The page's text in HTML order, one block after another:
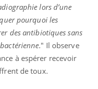
lors d’une
pourquoi les
des antibiotiques sans
." Il observe
à espérer recevoir
de toux.